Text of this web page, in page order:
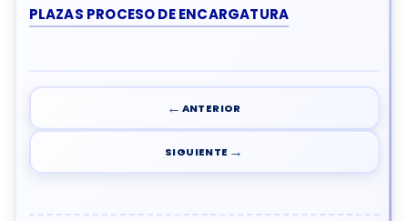
PLAZAS PROCESO DE ENCARGATURA
← ANTERIOR
SIGUIENTE →